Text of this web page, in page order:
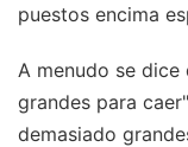
puestos encima
A menudo se dice
grandes para
demasiado